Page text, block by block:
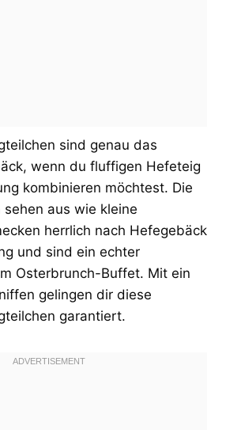
sind genau das
wenn du fluffigen Hefeteig
kombinieren möchtest. Die
aus wie kleine
herrlich nach Hefegebäck
und sind ein echter
Osterbrunch-Buffet. Mit ein
gelingen dir diese
garantiert.